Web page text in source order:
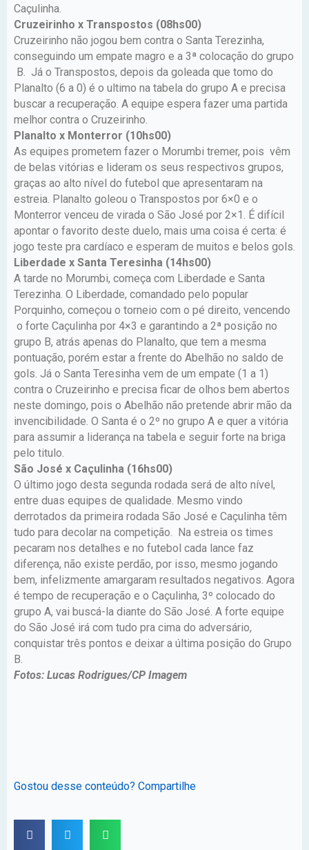
Caçulinha.
Cruzeirinho x Transpostos (08hs00)
Cruzeirinho não jogou bem contra o Santa Terezinha,
conseguindo um empate magro e a 3ª colocação do grupo
B. Já o Transpostos, depois da goleada que tomo do
Planalto (6 a 0) é o ultimo na tabela do grupo A e precisa
buscar a recuperação. A equipe espera fazer uma partida
melhor contra o Cruzeirinho.
Planalto x Monterror (10hs00)
As equipes prometem fazer o Morumbi tremer, pois vêm
de belas vitórias e lideram os seus respectivos grupos,
graças ao alto nível do futebol que apresentaram na
estreia. Planalto goleou o Transpostos por 6×0 e o
Monterror venceu de virada o São José por 2×1. É difícil
apontar o favorito deste duelo, mais uma coisa é certa: é
jogo teste pra cardíaco e esperam de muitos e belos gols.
Liberdade x Santa Teresinha (14hs00)
A tarde no Morumbi, começa com Liberdade e Santa
Terezinha. O Liberdade, comandado pelo popular
Porquinho, começou o torneio com o pé direito, vencendo
o forte Caçulinha por 4×3 e garantindo a 2ª posição no
grupo B, atrás apenas do Planalto, que tem a mesma
pontuação, porém estar a frente do Abelhão no saldo de
gols. Já o Santa Teresinha vem de um empate (1 a 1)
contra o Cruzeirinho e precisa ficar de olhos bem abertos
neste domingo, pois o Abelhão não pretende abrir mão da
invencibilidade. O Santa é o 2º no grupo A e quer a vitória
para assumir a liderança na tabela e seguir forte na briga
pelo titulo.
São José x Caçulinha (16hs00)
O último jogo desta segunda rodada será de alto nível,
entre duas equipes de qualidade. Mesmo vindo
derrotados da primeira rodada São José e Caçulinha têm
tudo para decolar na competição. Na estreia os times
pecaram nos detalhes e no futebol cada lance faz
diferença, não existe perdão, por isso, mesmo jogando
bem, infelizmente amargaram resultados negativos. Agora
é tempo de recuperação e o Caçulinha, 3º colocado do
grupo A, vai buscá-la diante do São José. A forte equipe
do São José irá com tudo pra cima do adversário,
conquistar três pontos e deixar a última posição do Grupo
B.
Fotos: Lucas Rodrigues/CP Imagem
Gostou desse conteúdo? Compartilhe